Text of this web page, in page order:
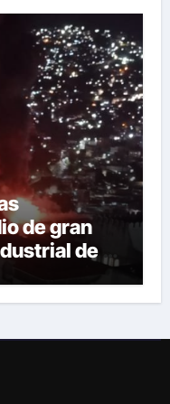
de gran
de El